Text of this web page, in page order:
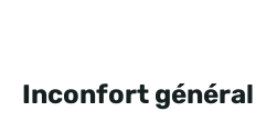
Inconfort général